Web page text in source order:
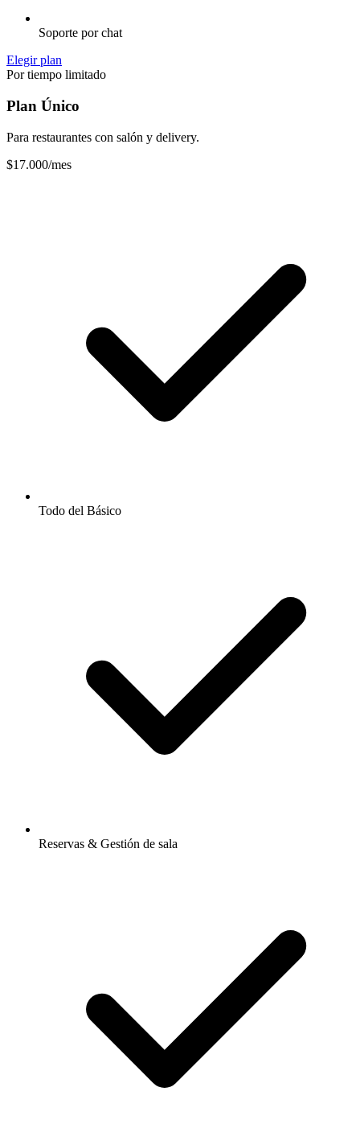
Soporte por chat
Elegir plan
Por tiempo limitado
Plan Único
Para restaurantes con salón y delivery.
$17.000/mes
Todo del Básico
Reservas & Gestión de sala